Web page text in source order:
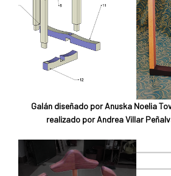
Galán diseñado por Anuska Noelia
realizado por Andrea Villar